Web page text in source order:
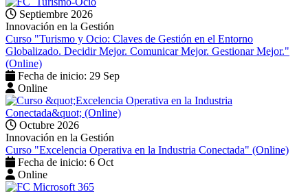
Septiembre 2026
Innovación en la Gestión
Curso "Turismo y Ocio: Claves de Gestión en el Entorno
Globalizado. Decidir Mejor. Comunicar Mejor. Gestionar Mejor."
(Online)
Fecha de inicio: 29 Sep
Online
Octubre 2026
Innovación en la Gestión
Curso "Excelencia Operativa en la Industria Conectada" (Online)
Fecha de inicio: 6 Oct
Online